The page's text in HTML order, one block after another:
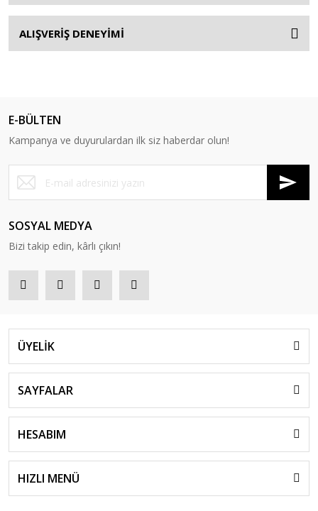
ALIŞVERİŞ DENEYİMİ
E-BÜLTEN
Kampanya ve duyurulardan ilk siz haberdar olun!
SOSYAL MEDYA
Bizi takip edin, kârlı çıkın!
ÜYELİK
SAYFALAR
HESABIM
HIZLI MENÜ